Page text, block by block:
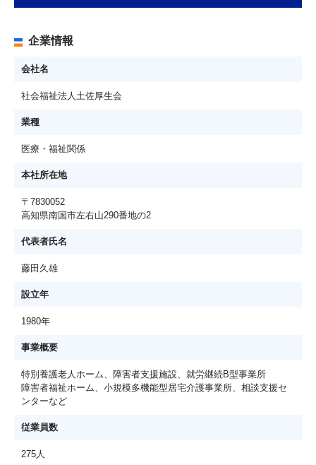
企業情報
会社名
社会福祉法人土佐厚生会
業種
医療・福祉関係
本社所在地
〒7830052
高知県南国市左右山290番地の2
代表者氏名
藤田久雄
設立年
1980年
事業概要
特別養護老人ホーム、障害者支援施設、就労継続B型事業所
障害者福祉ホーム、小規模多機能型居宅介護事業所、相談支援セ
ンターなど
従業員数
275人